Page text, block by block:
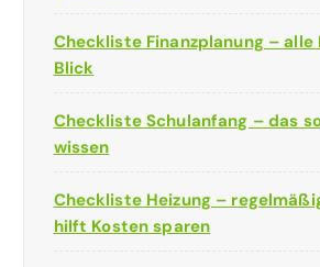
Checkliste Finanzplanung – alle
Blick
Checkliste Schulanfang – das
wissen
Checkliste Heizung –
hilft Kosten sparen